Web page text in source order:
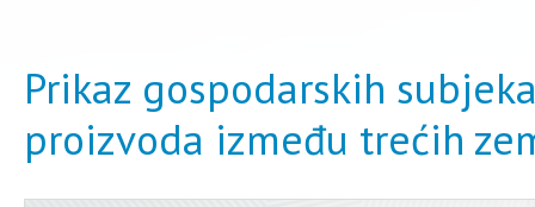
Prikaz gospodarskih
proizvoda između trećih